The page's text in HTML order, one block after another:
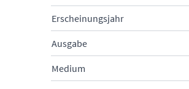
Erscheinungsjahr
Ausgabe
Medium